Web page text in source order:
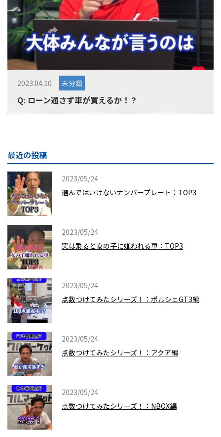
2023.04.10 未分類
Q: ローン通さず車が買えるか！？
最近の投稿
2023/05/24
選んではいけないナンバープレート：TOP3
2023/05/24
実は乗ると女の子に嫌われる車：TOP3
2023/05/24
点数つけてみたシリーズ！：ポルシェGT3編
2023/05/24
点数つけてみたシリーズ！：アクア編
2023/05/24
点数つけてみたシリーズ！：NBOX編